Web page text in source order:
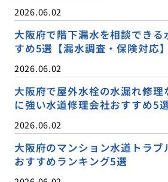
2026.06.02
大阪府で階下漏水を相談できる
すめ5選【漏水調査・保険対応】
2026.06.02
大阪府で屋外水栓の水漏れ修理
に強い水道修理会社おすすめ5
2026.06.02
大阪府のマンション水道トラブ
おすすめランキング5選